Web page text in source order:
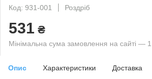
Код: 931-001
Роздріб
531 ₴
Мінімальна сума замовлення на сайті —
Опис Характеристики Доставка